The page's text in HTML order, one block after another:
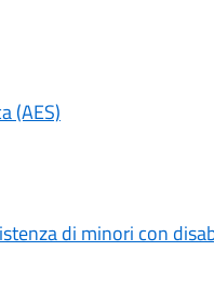
(AES)
di minori con